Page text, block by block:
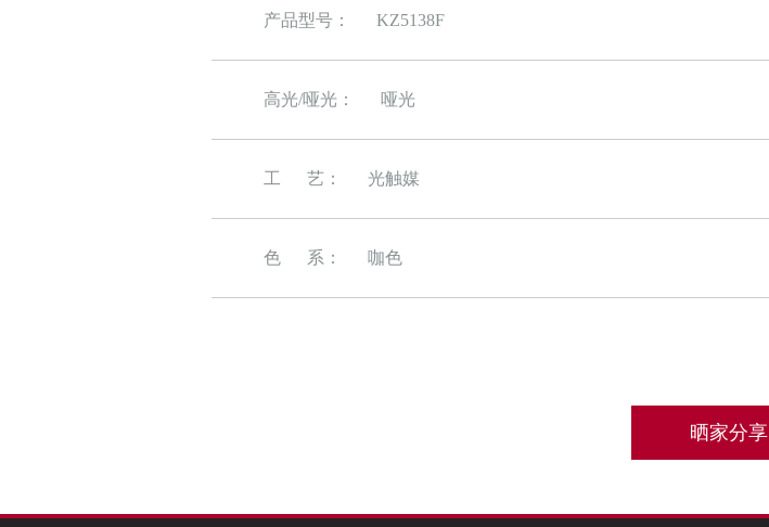
产品型号： KZ5138F
高光/哑光： 哑光
工 艺： 光触媒
色 系： 咖色
晒家分享